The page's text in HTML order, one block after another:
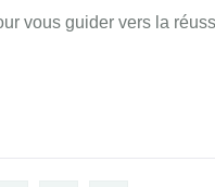
vous guider vers la